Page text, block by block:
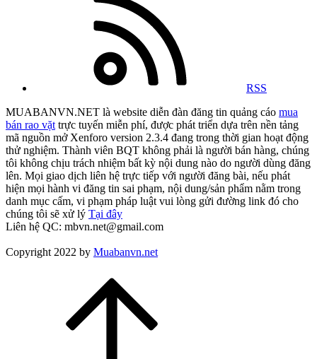
RSS
MUABANVN.NET là website diễn đàn đăng tin quảng cáo mua
bán rao vặt trực tuyến miễn phí, được phát triển dựa trên nền tảng
mã nguồn mở Xenforo version 2.3.4 đang trong thời gian hoạt động
thử nghiệm. Thành viên BQT không phải là người bán hàng, chúng
tôi không chịu trách nhiệm bất kỳ nội dung nào do người dùng đăng
lên. Mọi giao dịch liên hệ trực tiếp với người đăng bài, nếu phát
hiện mọi hành vi đăng tin sai phạm, nội dung/sản phẩm nằm trong
danh mục cấm, vi phạm pháp luật vui lòng gửi đường link đó cho
chúng tôi sẽ xử lý Tại đây
Liên hệ QC: mbvn.net@gmail.com
Copyright 2022 by Muabanvn.net